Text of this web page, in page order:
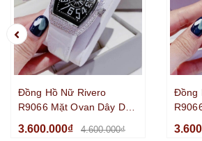
Đồng Hồ Nữ Rivero
R9066 Mặt Ovan Dây Da
32mm
3.600.000₫ 4.600.000₫
Đồng
Size